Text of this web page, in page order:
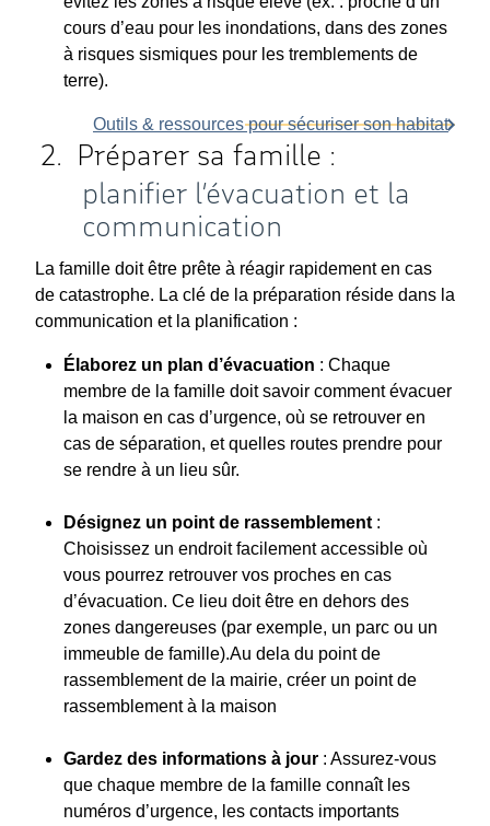
cours d’eau pour les inondations, dans des zones
à risques sismiques pour les tremblements de
terre).
Outils & ressources pour sécuriser son habitat
Préparer sa famille :
planifier l’évacuation et la
communication
La famille doit être prête à réagir rapidement en cas
de catastrophe. La clé de la préparation réside dans la
communication et la planification :
Élaborez un plan d’évacuation : Chaque
membre de la famille doit savoir comment évacuer
la maison en cas d’urgence, où se retrouver en
cas de séparation, et quelles routes prendre pour
se rendre à un lieu sûr.
Désignez un point de rassemblement:
Choisissez un endroit facilement accessible où
vous pourrez retrouver vos proches en cas
d’évacuation. Ce lieu doit être en dehors des
zones dangereuses (par exemple, un parc ou un
immeuble de famille).Au dela du point de
rassemblement de la mairie, créer un point de
rassemblement à la maison
Gardez des informations à jour: Assurez-vous
que chaque membre de la famille connaît les
numéros d’urgence, les contacts importants